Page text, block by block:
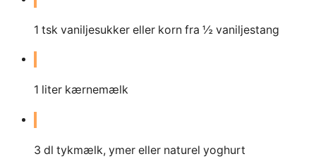
1 tsk vaniljesukker eller korn fra ½ vaniljestang
1 liter kærnemælk
3 dl tykmælk, ymer eller naturel yoghurt